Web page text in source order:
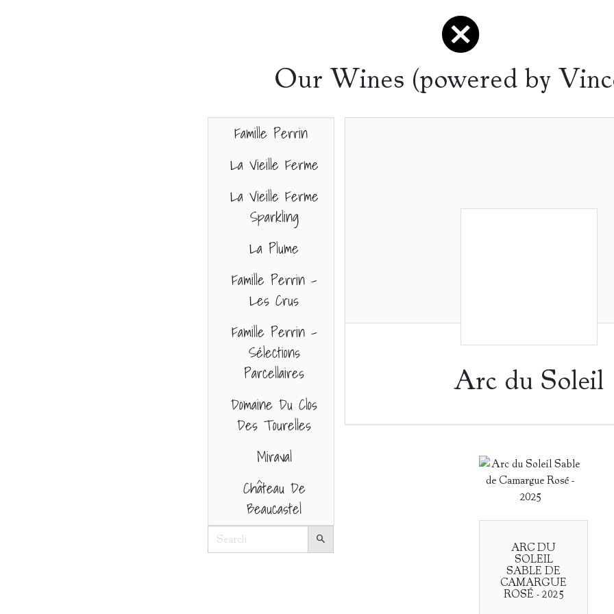
Our Wines (powered by
Famille Perrin
La Vieille Ferme
La Vieille Ferme
Sparkling
La Plume
Famille Perrin -
Les Crus
Famille Perrin -
Sélections
Parcellaires
Domaine Du Clos
Des Tourelles
Miraval
Château De
Beaucastel
Arc du Soleil
ARC DU
SOLEIL
SABLE DE
CAMARGUE
ROSÉ - 2025